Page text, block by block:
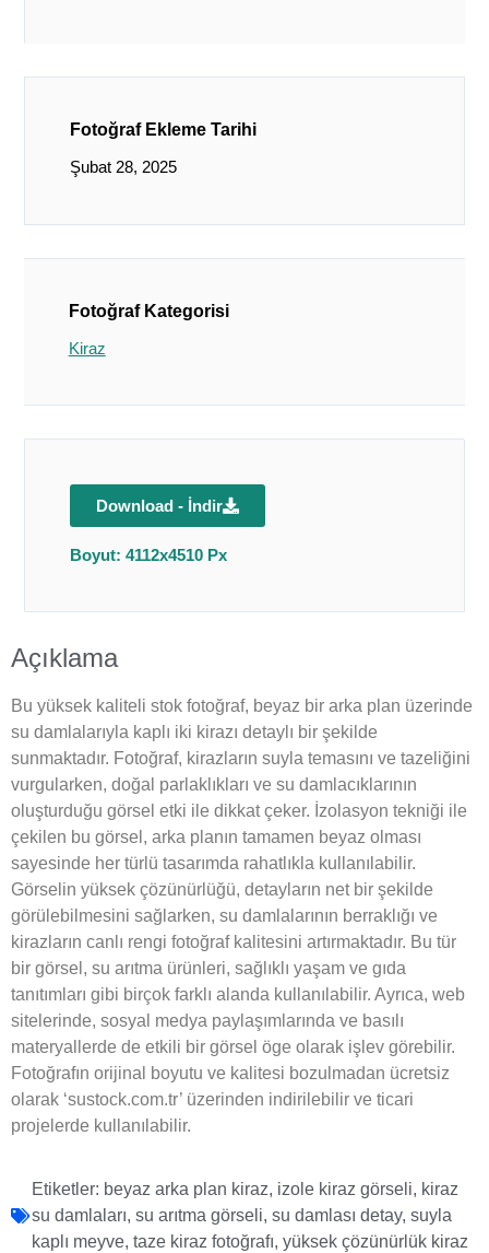
Fotoğraf Ekleme Tarihi
Şubat 28, 2025
Fotoğraf Kategorisi
Kiraz
Download - İndir
Boyut: 4112x4510 Px
Açıklama
Bu yüksek kaliteli stok fotoğraf, beyaz bir arka plan üzerinde
su damlalarıyla kaplı iki kirazı detaylı bir şekilde
sunmaktadır. Fotoğraf, kirazların suyla temasını ve tazeliğini
vurgularken, doğal parlaklıkları ve su damlacıklarının
oluşturduğu görsel etki ile dikkat çeker. İzolasyon tekniği ile
çekilen bu görsel, arka planın tamamen beyaz olması
sayesinde her türlü tasarımda rahatlıkla kullanılabilir.
Görselin yüksek çözünürlüğü, detayların net bir şekilde
görülebilmesini sağlarken, su damlalarının berraklığı ve
kirazların canlı rengi fotoğraf kalitesini artırmaktadır. Bu tür
bir görsel, su arıtma ürünleri, sağlıklı yaşam ve gıda
tanıtımları gibi birçok farklı alanda kullanılabilir. Ayrıca, web
sitelerinde, sosyal medya paylaşımlarında ve basılı
materyallerde de etkili bir görsel öge olarak işlev görebilir.
Fotoğrafın orijinal boyutu ve kalitesi bozulmadan ücretsiz
olarak ‘sustock.com.tr’ üzerinden indirilebilir ve ticari
projelerde kullanılabilir.
Etiketler: beyaz arka plan kiraz, izole kiraz görseli, kiraz
su damlaları, su arıtma görseli, su damlası detay, suyla
kaplı meyve, taze kiraz fotoğrafı, yüksek çözünürlük kiraz